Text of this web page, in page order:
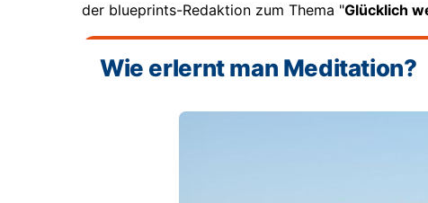
der blueprints-Redaktion zum Thema "Glücklich
Wie erlernt man Meditation?